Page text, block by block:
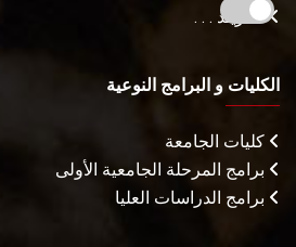
المزيـد . . .
الكليات و البرامج النوعية
كليات الجامعة
برامج المرحلة الجامعية الأولى
برامج الدراسات العليا